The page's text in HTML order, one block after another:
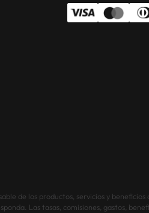
de los productos, servicios y beneficios
Las tasas, comisiones, gastos,